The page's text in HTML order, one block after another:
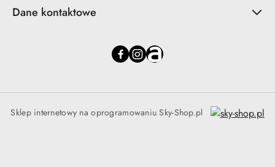
Dane kontaktowe
Sklep internetowy na oprogramowaniu Sky-Shop.pl